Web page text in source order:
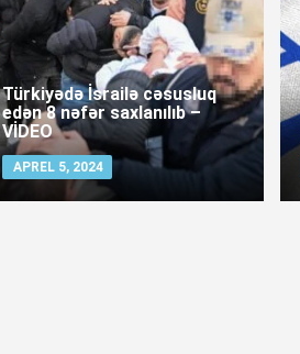
Türkiyədə İsrailə cəsusluq
edən 8 nəfər saxlanılıb –
VİDEO
APREL 5, 2024